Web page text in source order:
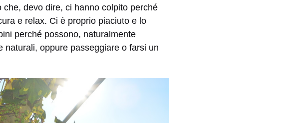
che, devo dire, ci hanno colpito perché
e relax. Ci è proprio piaciuto e lo
perché possono, naturalmente
naturali, oppure passeggiare o farsi un